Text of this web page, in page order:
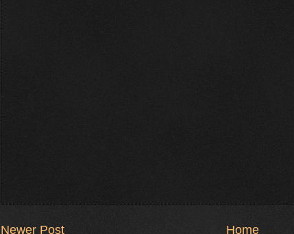
Newer Post Home